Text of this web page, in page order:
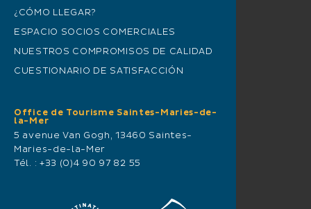
¿CÓMO LLEGAR?
ESPACIO SOCIOS COMERCIALES
NUESTROS COMPROMISOS DE CALIDAD
CUESTIONARIO DE SATISFACCIÓN
Office de Tourisme Saintes-Maries-de-
la-Mer
5 avenue Van Gogh, 13460 Saintes-
Maries-de-la-Mer
Tél. : +33 (0)4 90 97 82 55